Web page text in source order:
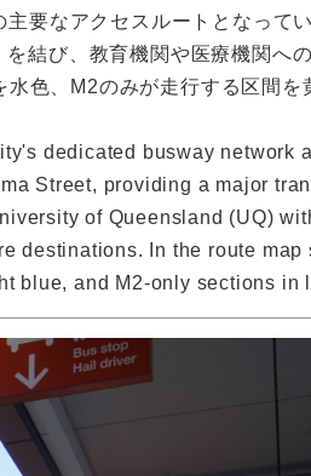
要なアクセスルートとなって
結び、教育機関や医療機関へ
色、M2のみが走行する区間を
dedicated busway network
Street, providing a major
of Queensland (UQ)
destinations. In the route map
blue, and M2-only sections in